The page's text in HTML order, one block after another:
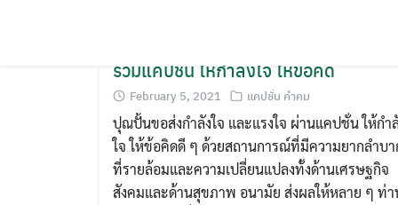
รวมแคปชั่น ให้กำลังใจ ให้ข้อคิด
February 5, 2021 แคปชั่น คำคม
ปุณปั้นขอส่งกำลังใจ และแรงใจ ผ่านแคปชั่น ให้กำ
ใจ ให้ข้อคิดดี ๆ ด้วยสถานการณ์ที่มีความยากลำบา
ที่รายล้อมและความเปลี่ยนแปลงทั้งด้านเศรษฐกิจ
สังคมและด้านสุขภาพ อนามัย ส่งผลให้หลาย ๆ ท่